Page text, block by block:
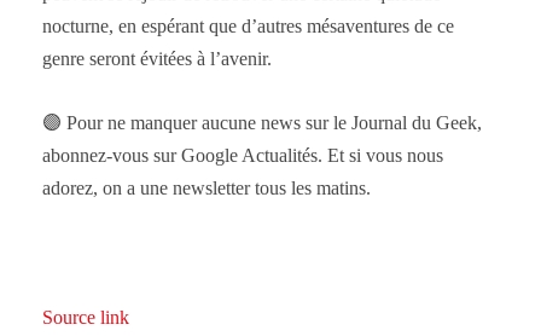
nocturne, en espérant que d’autres mésaventures de ce
genre seront évitées à l’avenir.
🟣 Pour ne manquer aucune news sur le Journal du Geek,
abonnez-vous sur Google Actualités. Et si vous nous
adorez, on a une newsletter tous les matins.
Source link